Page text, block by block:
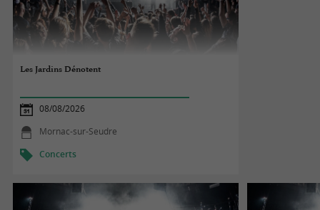
Les Jardins Dénotent
08/08/2026
Mornac-sur-Seudre
Concerts